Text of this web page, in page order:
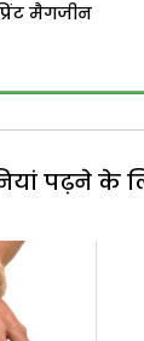
मैगजीन
पढ़ने के